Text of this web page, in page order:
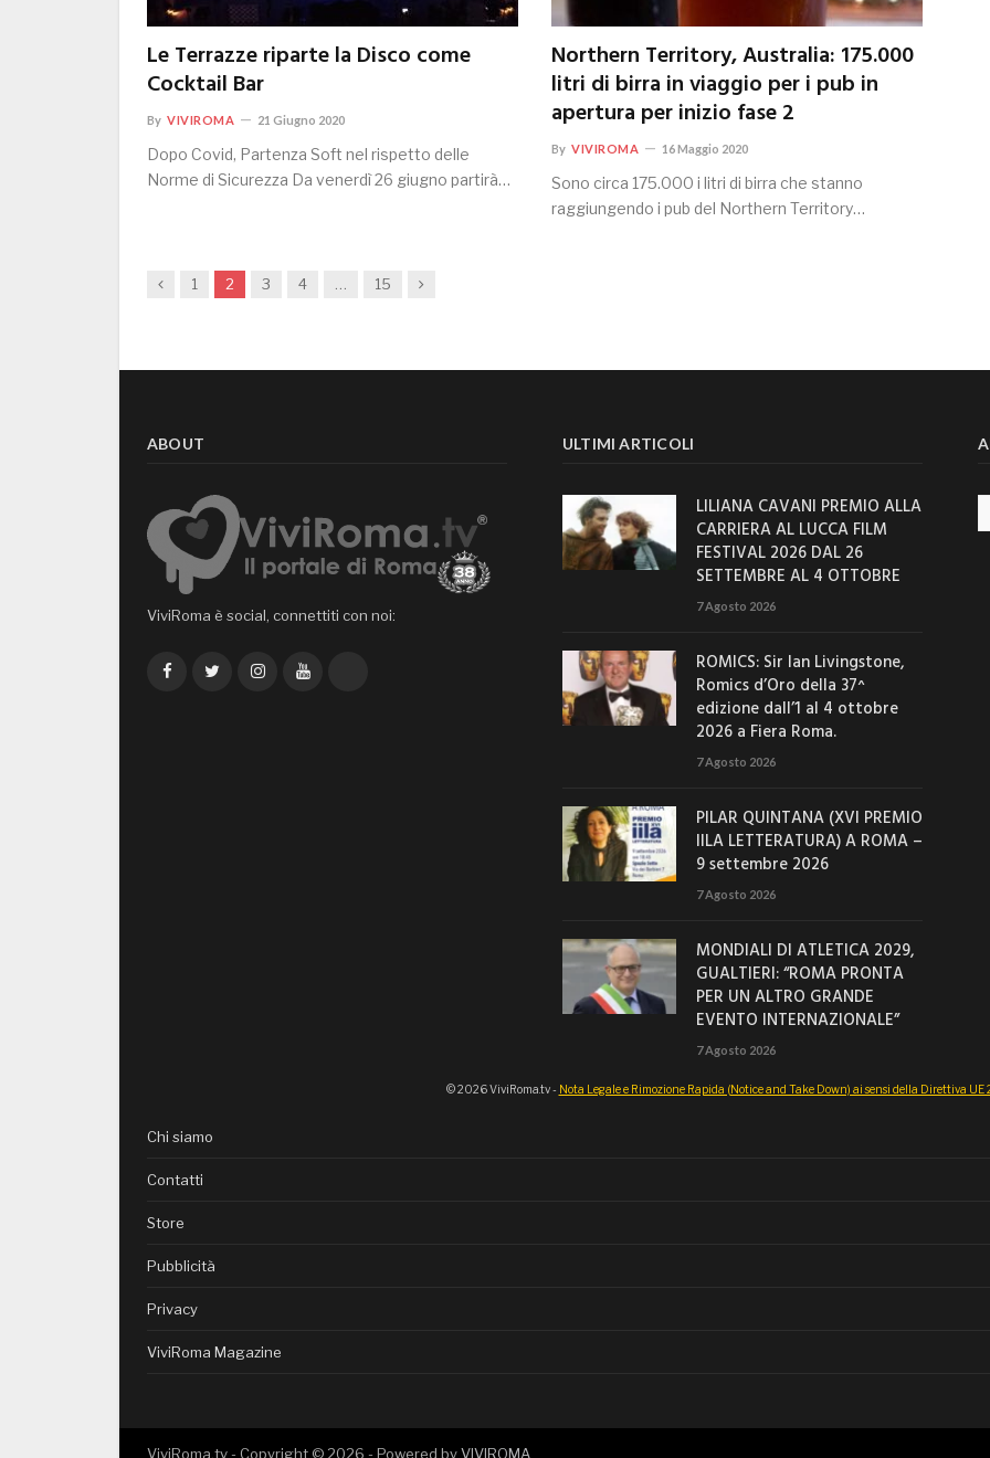
Le Terrazze riparte la Disco come
Cocktail Bar
By VIVIROMA 21 Giugno 2020
Dopo Covid, Partenza Soft nel rispetto delle
Norme di Sicurezza Da venerdì 26 giugno partirà…
Northern Territory, Australia: 175.000
litri di birra in viaggio per i pub in
apertura per inizio fase 2
By VIVIROMA 16 Maggio 2020
Sono circa 175.000 i litri di birra che stanno
raggiungendo i pub del Northern Territory…
Previous
1 2 3 4 15 Next
ABOUT
ViviRoma è social, connettiti con noi:
FacebookTwitterInstagramYouTube
ULTIMI ARTICOLI
LILIANA CAVANI PREMIO ALLA
CARRIERA AL LUCCA FILM
FESTIVAL 2026 DAL 26
SETTEMBRE AL 4 OTTOBRE
7 Agosto 2026
ROMICS: Sir Ian Livingstone,
Romics d’Oro della 37^
edizione dall’1 al 4 ottobre
2026 a Fiera Roma.
7 Agosto 2026
PILAR QUINTANA (XVI PREMIO
IILA LETTERATURA) A ROMA –
9 settembre 2026
7 Agosto 2026
MONDIALI DI ATLETICA 2029,
GUALTIERI: “ROMA PRONTA
PER UN ALTRO GRANDE
EVENTO INTERNAZIONALE”
7 Agosto 2026
© 2026 ViviRoma.tv - Nota Legale e Rimozione Rapida (Notice and Take Down) ai sensi della Direttiva
Chi siamo
Contatti
Store
Pubblicità
Privacy
ViviRoma Magazine
ViviRoma.tv - Copyright © 2026 - Powered byVIVIROMA